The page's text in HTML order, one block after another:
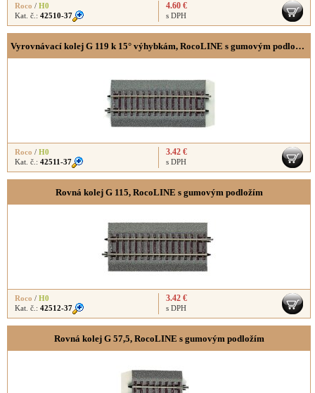
Roco / H0
Kat. č.: 42510-37
4.60 €
s DPH
Vyrovnávací kolej G 119 k 15° výhybkám, RocoLINE s gumovým podložím
Roco / H0
Kat. č.: 42511-37
3.42 €
s DPH
Rovná kolej G 115, RocoLINE s gumovým podložím
Roco / H0
Kat. č.: 42512-37
3.42 €
s DPH
Rovná kolej G 57,5, RocoLINE s gumovým podložím